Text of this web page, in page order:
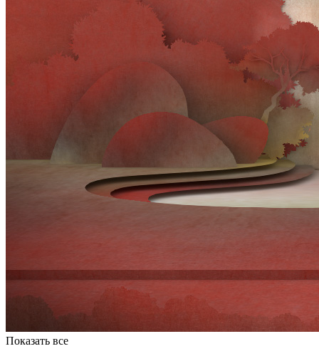
Показать все